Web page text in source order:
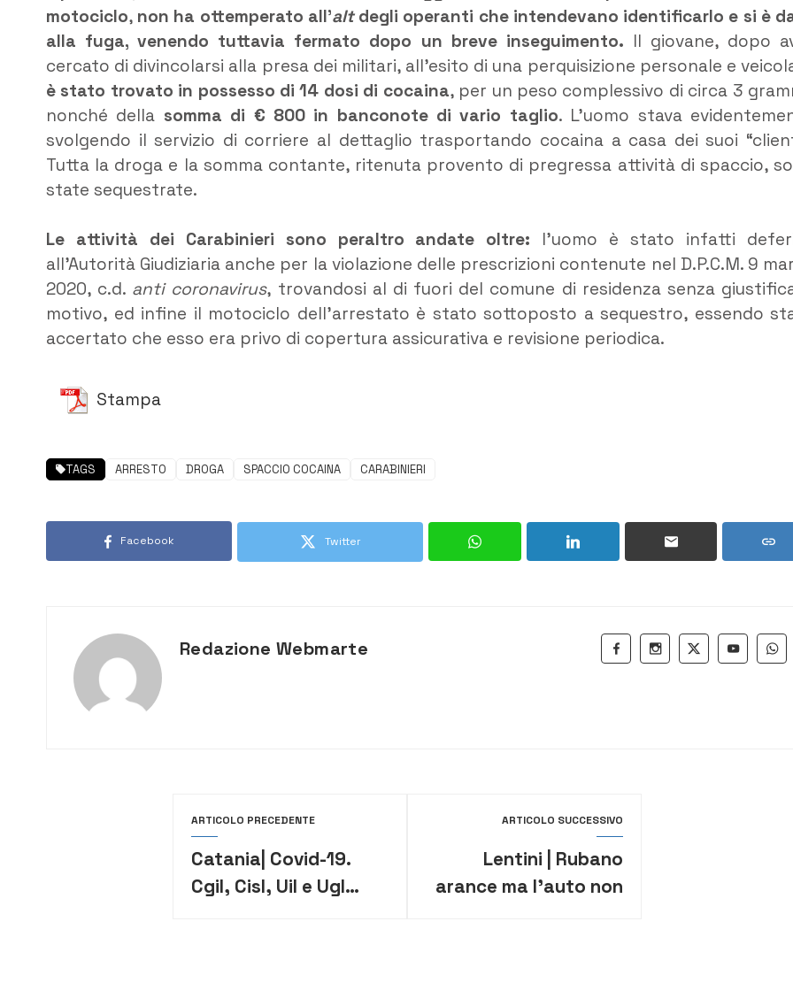
motociclo, non ha ottemperato all’alt degli operanti che intendevano identificarlo e si è
alla fuga, venendo tuttavia fermato dopo un breve inseguimento. Il giovane, dopo
cercato di divincolarsi alla presa dei militari, all’esito di una perquisizione personale e
è stato trovato in possesso di 14 dosi di cocaina, per un peso complessivo di circa 3
nonché della somma di € 800 in banconote di vario taglio. L’uomo stava
svolgendo il servizio di corriere al dettaglio trasportando cocaina a casa dei suoi
Tutta la droga e la somma contante, ritenuta provento di pregressa attività di spaccio,
state sequestrate.
Le attività dei Carabinieri sono peraltro andate oltre: l’uomo è stato infatti
all’Autorità Giudiziaria anche per la violazione delle prescrizioni contenute nel D.P.C.M. 9
2020, c.d. anti coronavirus, trovandosi al di fuori del comune di residenza senza
motivo, ed infine il motociclo dell’arrestato è stato sottoposto a sequestro, essendo
accertato che esso era privo di copertura assicurativa e revisione periodica.
Stampa
TAGS ARRESTO DROGA SPACCIO COCAINA CARABINIERI
Facebook Twitter
Redazione Webmarte
ARTICOLO PRECEDENTE
Catania| Covid-19.
Cgil, Cisl, Uil e Ugl
ARTICOLO SUCCESSIVO
Lentini | Rubano
arance ma l’auto non